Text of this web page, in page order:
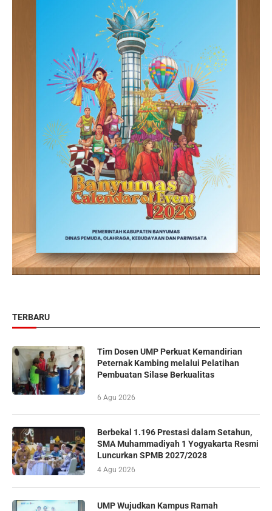
TERBARU
Tim Dosen UMP Perkuat Kemandirian
Peternak Kambing melalui Pelatihan
Pembuatan Silase Berkualitas
6 Agu 2026
Berbekal 1.196 Prestasi dalam Setahun,
SMA Muhammadiyah 1 Yogyakarta Resmi
Luncurkan SPMB 2027/2028
4 Agu 2026
UMP Wujudkan Kampus Ramah